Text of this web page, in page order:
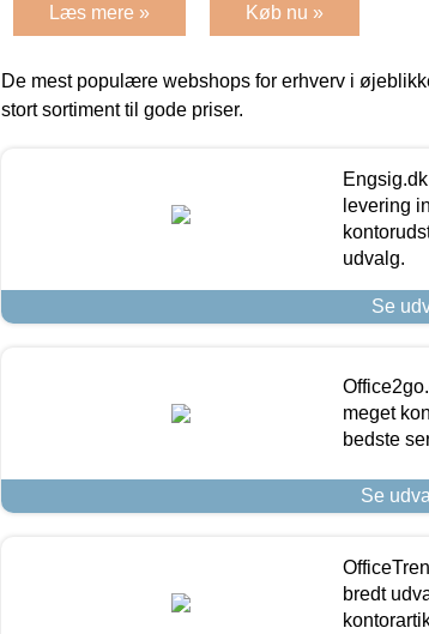
Læs mere » Køb nu »
De mest populære webshops for erhverv i
stort sortiment til gode priser.
levering
udvalg.
Se
meget
bedste
Se
bredt